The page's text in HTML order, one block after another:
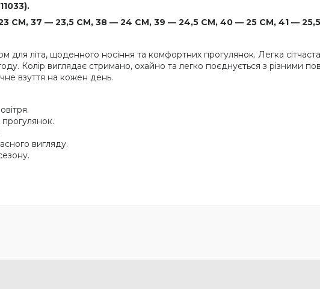
СМ, 37 — 23,5 СМ, 38 — 24 СМ, 39 — 24,5 СМ, 40 — 25 СМ, 41 —
для літа, щоденного носіння та комфортних прогулянок. Легка
Колір виглядає стримано, охайно та легко поєднується з різними
взуття на кожен день.
вигляду.